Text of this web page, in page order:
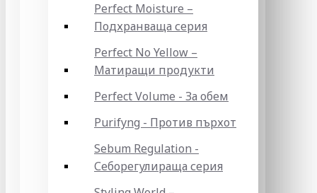
Perfect Moisture –
Подхранваща серия
Perfect No Yellow –
Матиращи продукти
Perfect Volume - За обем
Purifyng - Против пърхот
Sebum Regulation -
Себорегулираща серия